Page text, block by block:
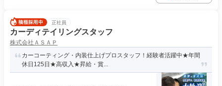
正社員
カーディテイリングスタッフ
株式会社ＡＳＡＰ
カーコーティング・内装仕上げプロスタッフ！経験者活躍中★年間
休日125日★高収入★昇給・賞...